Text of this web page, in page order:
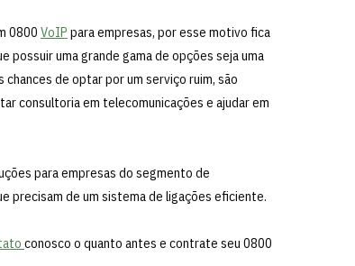
0800 VoIP para empresas, por esse motivo fica
possuir uma grande gama de opções seja uma
de optar por um serviço ruim, são
consultoria em telecomunicações e ajudar em
para empresas do segmento de
precisam de um sistema de ligações eficiente.
conosco o quanto antes e contrate seu 0800